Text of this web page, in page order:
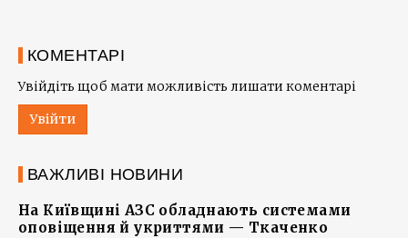
КОМЕНТАРІ
Увійдіть щоб мати можливість лишати коментарі
Увійти
ВАЖЛИВІ НОВИНИ
На Київщині АЗС обладнають системами
оповіщення й укриттями — Ткаченко